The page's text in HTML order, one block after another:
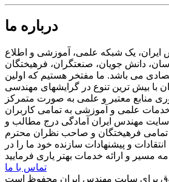
درباره ما
یک شبکه علمی، آموزشی و اطلاع
دانش جویان، صنعتگران، فرهیختگان
می باشد. ما مفتخر هستیم که اولین
با بیش ترین تنوع در گرایشهای مهندسی
منابع معتبر و علمی به صورت متمرکز
علمی و آموزشی به تمامی کاربران
سایت مهندس ایران آمادگی درج مطالب و
فرهیختگان و صاحب نظران محترم
و پیشنهادات سازنده خود ما را در
تماس با ما
برای سایت مهندس ایران محفوظ است